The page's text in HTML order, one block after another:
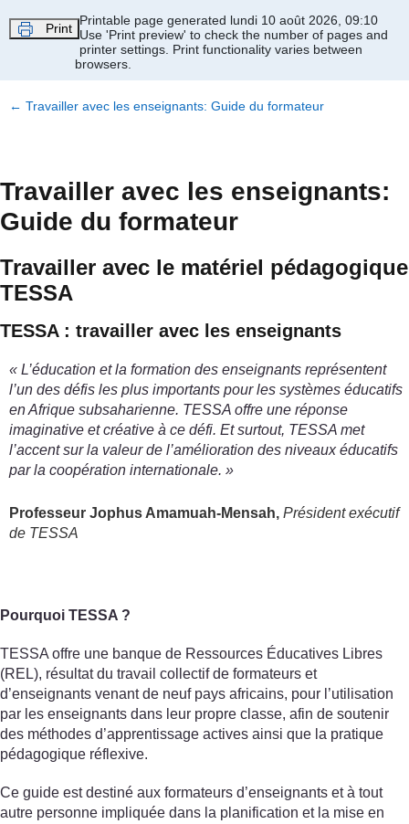
Print
Printable page generated lundi 10 août 2026, 09:10
Use 'Print preview' to check the number of pages and
printer settings. Print functionality varies between
browsers.
← Travailler avec les enseignants: Guide du formateur
Travailler avec les enseignants:
Guide du formateur
Travailler avec le matériel pédagogique
TESSA
TESSA : travailler avec les enseignants
« L’éducation et la formation des enseignants représentent
l’un des défis les plus importants pour les systèmes éducatifs
en Afrique subsaharienne. TESSA offre une réponse
imaginative et créative à ce défi. Et surtout, TESSA met
l’accent sur la valeur de l’amélioration des niveaux éducatifs
par la coopération internationale. »
Professeur Jophus Amamuah-Mensah, Président exécutif
de TESSA
Pourquoi TESSA ?
TESSA offre une banque de Ressources Éducatives Libres
(REL), résultat du travail collectif de formateurs et
d’enseignants venant de neuf pays africains, pour l’utilisation
par les enseignants dans leur propre classe, afin de soutenir
des méthodes d’apprentissage actives ainsi que la pratique
pédagogique réflexive.
Ce guide est destiné aux formateurs d’enseignants et à tout
autre personne impliquée dans la planification et la mise en